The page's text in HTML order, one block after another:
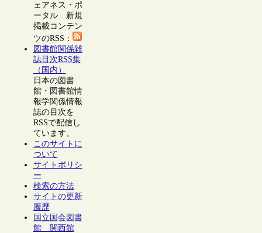
ェアネス・ポ
ータル 新規
掲載コンテン
ツのRSS：
図書館関係雑
誌目次RSS集
（国内）
日本の図書
館・図書館情
報学関係情報
誌の目次を
RSSで配信し
ています。
このサイトに
ついて
サイトポリシ
ー
検索の方法
サイトの更新
履歴
国立国会図書
館 関西館